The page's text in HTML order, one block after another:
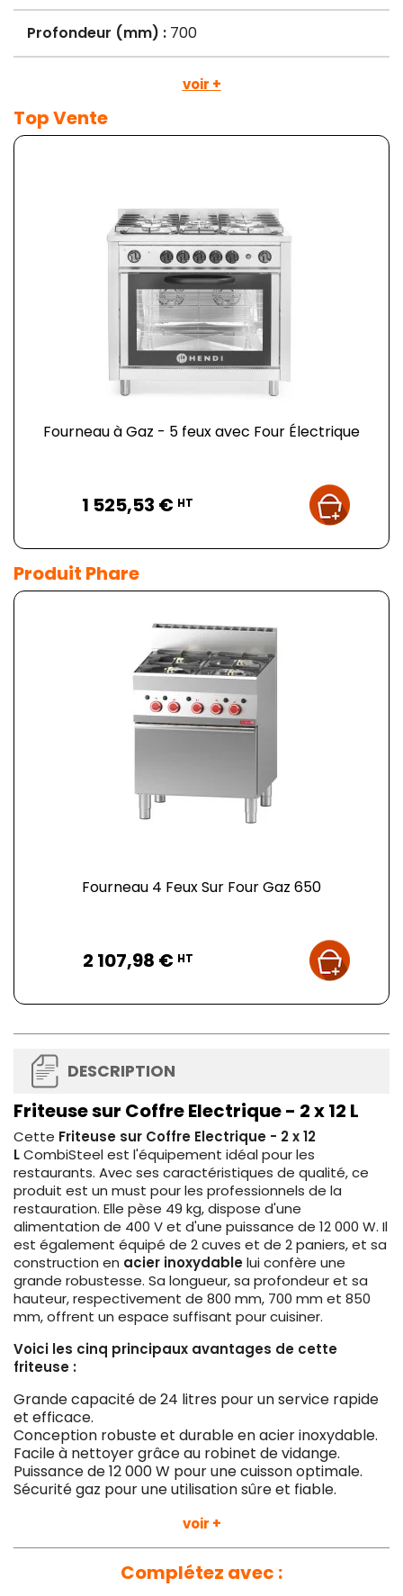
Profondeur (mm) : 700
voir +
Top Vente
Fourneau à Gaz - 5 feux avec Four Électrique
1 525,53 € HT
Produit Phare
Fourneau 4 Feux Sur Four Gaz 650
2 107,98 € HT
DESCRIPTION
Friteuse sur Coffre Electrique - 2 x 12 L
Cette Friteuse sur Coffre Electrique - 2 x 12
LCombiSteel est l'équipement idéal pour les
restaurants. Avec ses caractéristiques de qualité, ce
produit est un must pour les professionnels de la
restauration. Elle pèse 49 kg, dispose d'une
alimentation de 400 V et d'une puissance de 12 000 W. Il
est également équipé de 2 cuves et de 2 paniers, et sa
construction en acier inoxydablelui confère une
grande robustesse. Sa longueur, sa profondeur et sa
hauteur, respectivement de 800 mm, 700 mm et 850
mm, offrent un espace suffisant pour cuisiner.
Voici les cinq principaux avantages de cette
friteuse :
Grande capacité de 24 litres pour un service rapide
et efficace.
Conception robuste et durable en acier inoxydable.
Facile à nettoyer grâce au robinet de vidange.
Puissance de 12 000 W pour une cuisson optimale.
Sécurité gaz pour une utilisation sûre et fiable.
Cette friteuse électrique est la solution idéale pour les
puissance et une capacité exceptionnelles pour une
voir +
Complétez avec :